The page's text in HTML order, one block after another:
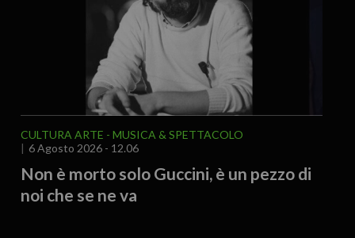
CULTURA ARTE
MUSICA & SPETTACOLO
6 Agosto 2026 - 12.06
Non è morto solo Guccini, è un pezzo di
noi che se ne va